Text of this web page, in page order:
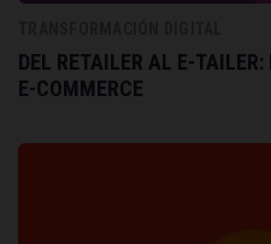
DEL RETAILER AL E-
E-COMMERCE